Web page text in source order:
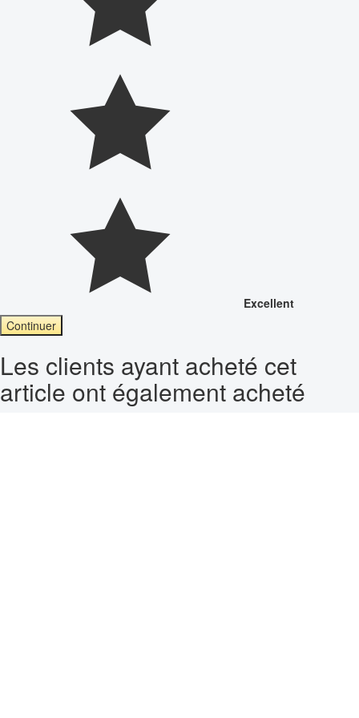
Excellent
Continuer
Les clients ayant acheté cet
article ont également acheté